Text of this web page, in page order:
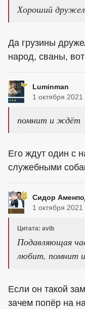
Хороший
Да грузины
народ, сваны,
Luminman
1 октября 2021
помнит и ждёт
Его ждут один с
служебными
Сидор
1 октября 2021
Цитата: avib
Подавляющая
любит, помнит
Если он такой
зачем попёр на